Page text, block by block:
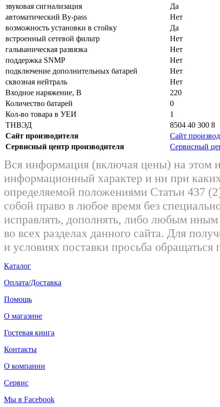
звуковая сигнализация
Да
автоматический By-pass
Нет
возможность установки в стойку
Да
встроенный сетевой фильтр
Нет
гальваническая развязка
Нет
поддержка SNMP
Нет
подключение дополнительных батарей
Нет
сквозная нейтраль
Нет
Входное наряжение, В
220
Количество батарей
0
Кол-во товара в УЕИ
1
ТНВЭД
8504 40 300 8
Сайт производителя
Сайт
Сервисный центр производителя
Сервисный
Вся информация (включая цены) на этом
информационный характер и ни при
определяемой положениями Статьи 437
собой право в любое время без
исправлять, дополнять, либо любым
во всех разделах данного сайта. Для
и условиях поставки просьба
Каталог
Оплата/Доставка
Помощь
О магазине
Гостевая книга
Контакты
О компании
Сервис
Мы в Facebook